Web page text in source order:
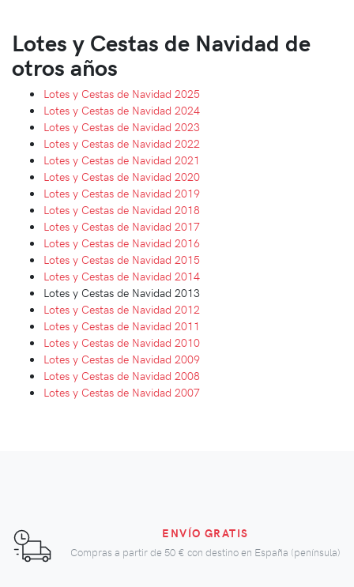
Lotes y Cestas de Navidad de
otros años
Lotes y Cestas de Navidad 2025
Lotes y Cestas de Navidad 2024
Lotes y Cestas de Navidad 2023
Lotes y Cestas de Navidad 2022
Lotes y Cestas de Navidad 2021
Lotes y Cestas de Navidad 2020
Lotes y Cestas de Navidad 2019
Lotes y Cestas de Navidad 2018
Lotes y Cestas de Navidad 2017
Lotes y Cestas de Navidad 2016
Lotes y Cestas de Navidad 2015
Lotes y Cestas de Navidad 2014
Lotes y Cestas de Navidad 2013
Lotes y Cestas de Navidad 2012
Lotes y Cestas de Navidad 2011
Lotes y Cestas de Navidad 2010
Lotes y Cestas de Navidad 2009
Lotes y Cestas de Navidad 2008
Lotes y Cestas de Navidad 2007
ENVÍO GRATIS
Compras a partir de 50 € con destino en España (península)